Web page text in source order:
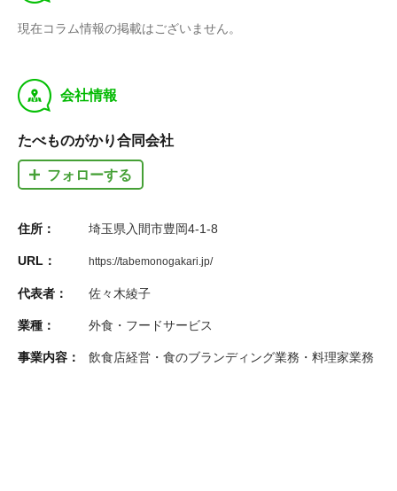
現在コラム情報の掲載はございません。
y 会社情報
たべものがかり合同会社
フォローする
住所： 埼玉県入間市豊岡4-1-8
URL： https://tabemonogakari.jp/
代表者： 佐々木綾子
業種： 外食・フードサービス
事業内容： 飲食店経営・食のブランディング業務・料理家業務